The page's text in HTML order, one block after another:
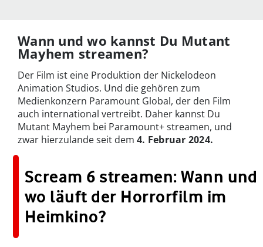
Wann und wo kannst Du Mutant
Mayhem streamen?
Der Film ist eine Produktion der Nickelodeon
Animation Studios. Und die gehören zum
Medienkonzern Paramount Global, der den Film
auch international vertreibt. Daher kannst Du
Mutant Mayhem bei Paramount+ streamen, und
zwar hierzulande seit dem 4. Februar 2024.
Scream 6 streamen: Wann und
wo läuft der Horrorfilm im
Heimkino?